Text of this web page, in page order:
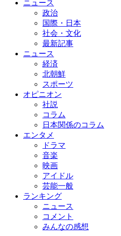
ニュース
政治
国際・日本
社会・文化
最新記事
ニュース
経済
北朝鮮
スポーツ
オピニオン
社説
コラム
日本関係のコラム
エンタメ
ドラマ
音楽
映画
アイドル
芸能一般
ランキング
ニュース
コメント
みんなの感想